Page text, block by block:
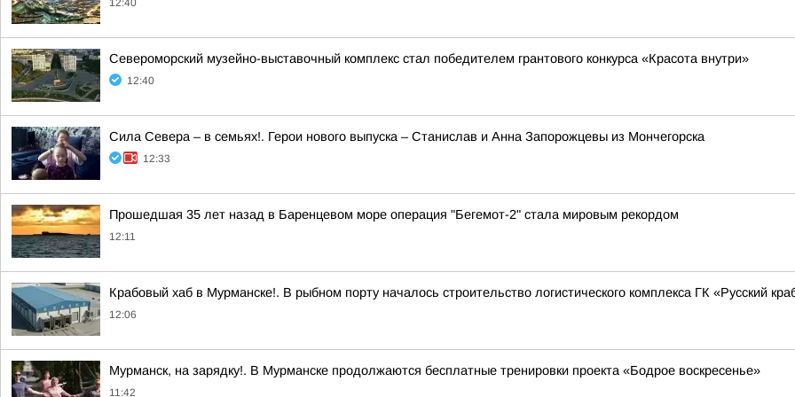
12:40
Североморский музейно-выставочный комплекс стал победителем грантового конкурса «Красота внутри»
12:40
Сила Севера – в семьях!. Герои нового выпуска – Станислав и Анна Запорожцевы из Мончегорска
12:33
Прошедшая 35 лет назад в Баренцевом море операция "Бегемот-2" стала мировым рекордом
12:11
Крабовый хаб в Мурманске!. В рыбном порту началось строительство логистического комплекса ГК «Русский
12:06
Мурманск, на зарядку!. В Мурманске продолжаются бесплатные тренировки проекта «Бодрое воскресенье»
11:42